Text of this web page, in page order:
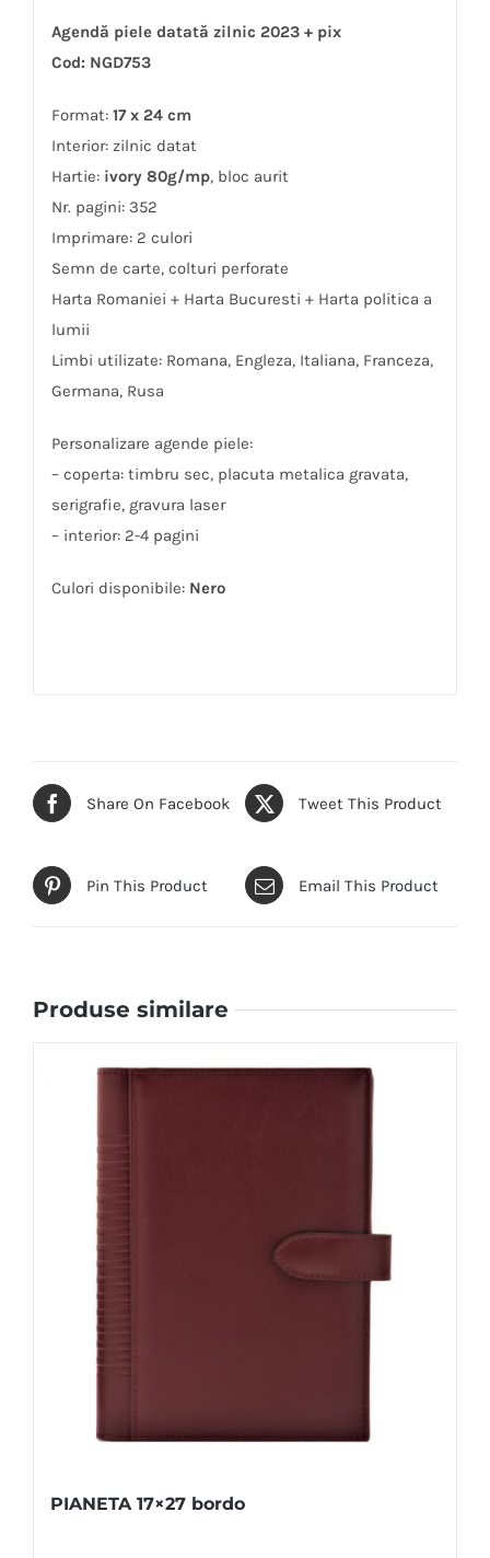
Agendă piele datată zilnic 2023 + pix
Cod: NGD753
Format: 17 x 24 cm
Interior: zilnic datat
Hartie: ivory 80g/mp, bloc aurit
Nr. pagini: 352
Imprimare: 2 culori
Semn de carte, colturi perforate
Harta Romaniei + Harta Bucuresti + Harta politica a
lumii
Limbi utilizate: Romana, Engleza, Italiana, Franceza,
Germana, Rusa
Personalizare agende piele:
– coperta: timbru sec, placuta metalica gravata,
serigrafie, gravura laser
– interior: 2-4 pagini
Culori disponibile: Nero
Share On Facebook Tweet This Product
Pin This Product Email This Product
Produse similare
PIANETA 17×27 bordo